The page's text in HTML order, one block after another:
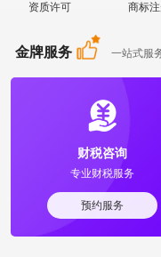
资质许可 商标
金牌服务 一站式服
财税咨询
专业财税服务
预约服务